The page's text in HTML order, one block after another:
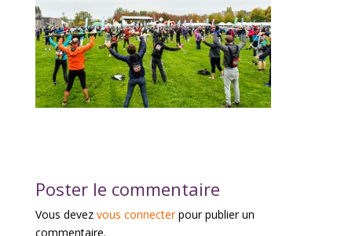
Poster le commentaire
Vous devez vous connecterpour publier un
commentaire.